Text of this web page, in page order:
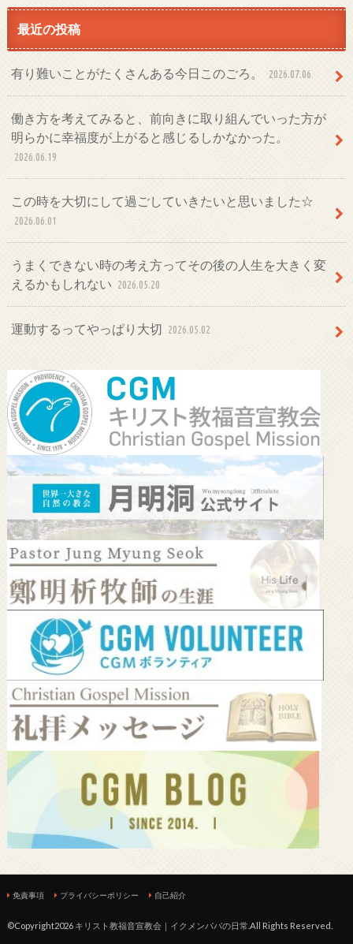
最近の投稿
有り難いことがたくさんある今日このごろ。 2026.07.06
働き方を考えてみると、前向きに取り組んでいった方が
明らかに幸福度が上がると感じるしかなかった。
2026.06.19
この時を大切にして過ごしていきたいと思いました☆
2026.06.01
うまくできない時の考え方ってその後の人生を大きく変
えるかもしれない 2026.05.20
運動するってやっぱり大切 2026.05.02
免責事項 プライバシーポリシー 自己紹介
©Copyright2026 キリスト教福音宣教会｜イクメンパパの日常 .All Rights Reserved.